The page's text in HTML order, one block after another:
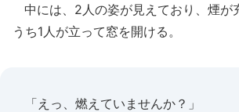
中には、2人の姿が見えており、煙が
うち1人が立って窓を開ける。
「えっ、燃えていませんか？」